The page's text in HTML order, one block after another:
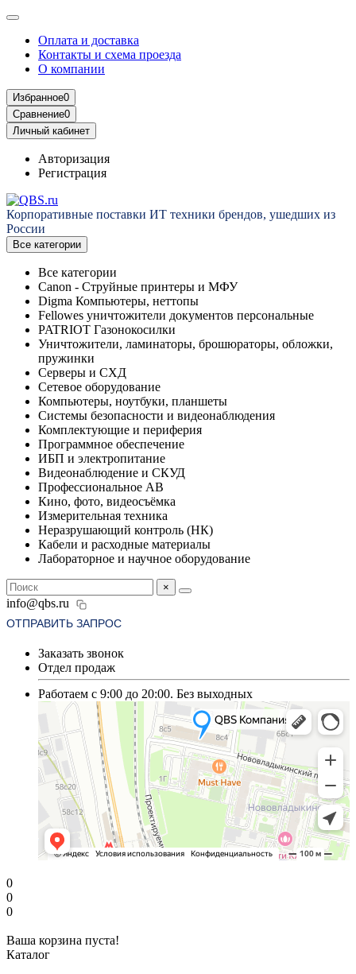
Оплата и доставка
Контакты и схема проезда
О компании
Избранное0
Сравнение0
Личный кабинет
Авторизация
Регистрация
Корпоративные поставки ИТ техники брендов, ушедших из
России
Все категории
Все категории
Canon - Струйные принтеры и МФУ
Digma Компьютеры, неттопы
Fellowes уничтожители документов персональные
PATRIOT Газонокосилки
Уничтожители, ламинаторы, брошюраторы, обложки,
пружинки
Серверы и СХД
Сетевое оборудование
Компьютеры, ноутбуки, планшеты
Системы безопасности и видеонаблюдения
Комплектующие и периферия
Программное обеспечение
ИБП и электропитание
Видеонаблюдение и СКУД
Профессиональное АВ
Кино, фото, видеосъёмка
Измерительная техника
Неразрушающий контроль (НК)
Кабели и расходные материалы
Лабораторное и научное оборудование
×
info@qbs.ru
ОТПРАВИТЬ ЗАПРОС
Заказать звонок
Отдел продаж
Работаем с 9:00 до 20:00. Без выходных
0
0
0
Ваша корзина пуста!
Каталог